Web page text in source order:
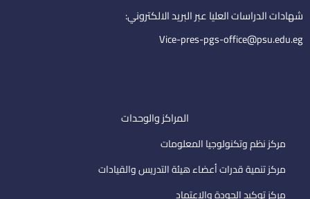
i
l
شهادات الدراسات العليا عبر البريد الالكتروني:
Vice-pres-pgs-office@psu.edu.eg
المراكز والوحدات
مركز نظم وتكنولوجيا المعلومات
مركز تنمية قدرات أعضاء هيئة التدريس والقيادات
مركز توكيد الجودة والاعتماد